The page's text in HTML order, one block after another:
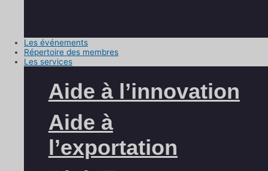
Les événements
Répertoire des membres
Les services
Aide à l’innovation
Aide à
l’exportation